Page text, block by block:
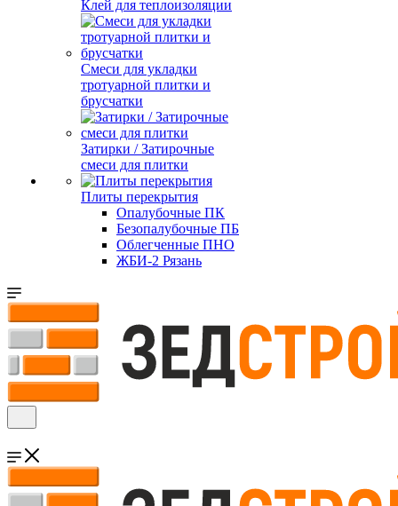
Клей для теплоизоляции
Смеси для укладки
тротуарной плитки и
брусчатки
Затирки / Затирочные
смеси для плитки
Плиты перекрытия
Опалубочные ПК
Безопалубочные ПБ
Облегченные ПНО
ЖБИ-2 Рязань